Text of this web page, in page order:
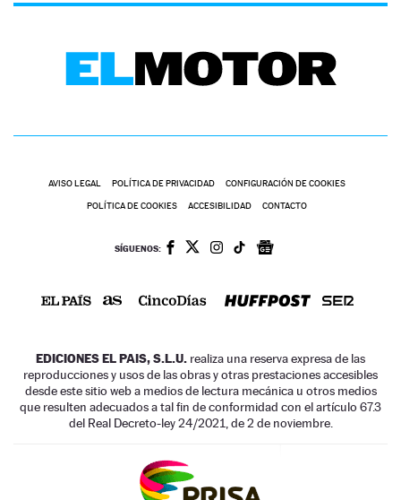
AVISO LEGAL POLÍTICA DE PRIVACIDAD CONFIGURACIÓN DE COOKIES
POLÍTICA DE COOKIES ACCESIBILIDAD CONTACTO
SÍGUENOS:
EDICIONES EL PAIS, S.L.U. realiza una reserva expresa de las
reproducciones y usos de las obras y otras prestaciones accesibles
desde este sitio web a medios de lectura mecánica u otros medios
que resulten adecuados a tal fin de conformidad con el artículo 67.3
del Real Decreto-ley 24/2021, de 2 de noviembre.